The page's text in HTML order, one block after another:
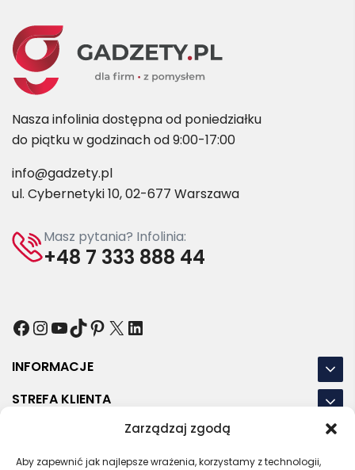
Zarządzaj zgodą
Aby zapewnić jak najlepsze wrażenia, korzystamy z technologii,
Nasza infolinia dostępna od poniedziałku
do piątku w godzinach od 9:00-17:00
info@gadzety.pl
ul. Cybernetyki 10, 02-677 Warszawa
Masz pytania? Infolinia:
+48 7 333 888 44
Facebook
Instagram
YouTube
TikTok
Pinterest
X LinkedIn
INFORMACJE
STREFA KLIENTA
NASZE LOKALIZACJE
OSTATNIE POSTY